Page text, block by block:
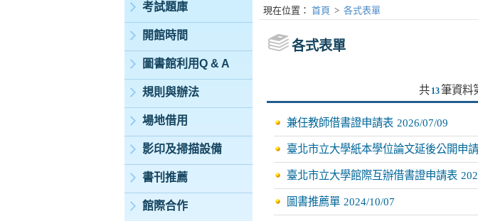
考試題庫
開館時間
圖書館利用Q & A
規則與辦法
場地借用
影印及掃描設備
書刊推薦
館際合作
:::現在位置 ： 首頁 > 各式表單
各式表單
共 13筆資料
兼任教師借書證申請表 2026/07/09
臺北市立大學紙本學位論文延後公開申
臺北市立大學館際互辦借書證申請表
圖書推薦單 2024/10/07